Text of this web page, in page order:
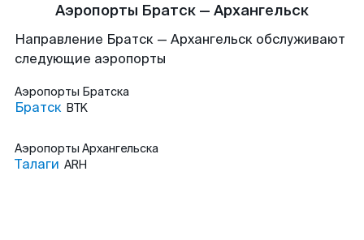
Аэропорты Братск — Архангельск
Направление Братск — Архангельск обслуживают
следующие аэропорты
Аэропорты Братска
Братск BTK
Аэропорты Архангельска
Талаги ARH